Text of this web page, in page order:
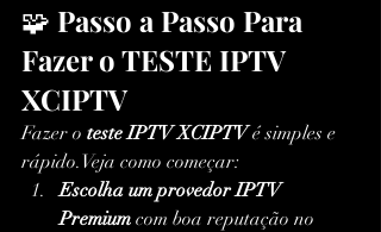
🧩 Passo a Passo Para
Fazer o TESTE IPTV
XCIPTV
Fazer o teste IPTV XCIPTV é simples e
rápido.Veja como começar:
Escolha um provedor IPTV
Premium com boa reputação no